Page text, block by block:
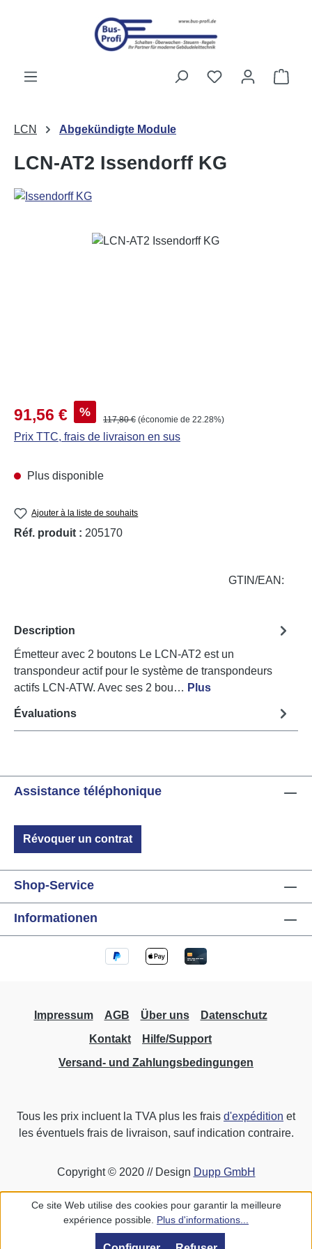
Passer au contenu principal
Vous avez 0Le
LCN Abgekündigte Module
LCN-AT2 Issendorff KG
Ignorer la galerie d'images
Prix de vente :
91,56 € % Prix régulier :
117,80 € (économie de 22.28%)
Prix TTC, frais de livraison en sus
Plus disponible
Ajouter à la liste de souhaits
Réf. produit : 205170
GTIN/EAN:
Description
Émetteur avec 2 boutons Le LCN-AT2 est un
transpondeur actif pour le système de transpondeurs
actifs LCN-ATW. Avec ses 2 bou… Plus
Évaluations
Assistance téléphonique
Révoquer un contrat
Shop-Service
Informationen
Impressum AGB Über uns
Datenschutz
Kontakt
Hilfe/Support
Versand- und Zahlungsbedingungen
Tous les prix incluent la TVA plus les frais d'expédition et
les éventuels frais de livraison, sauf indication contraire.
Copyright © 2020 // Design Dupp GmbH
Ce site Web utilise des cookies pour garantir la meilleure
expérience possible. Plus d'informations...